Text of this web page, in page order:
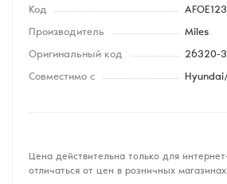
Код AFOE123
Производитель Miles
Оригинальный код 26320-
Совместимо с
Цена действительна только для
отличаться от цен в розничных магазинах